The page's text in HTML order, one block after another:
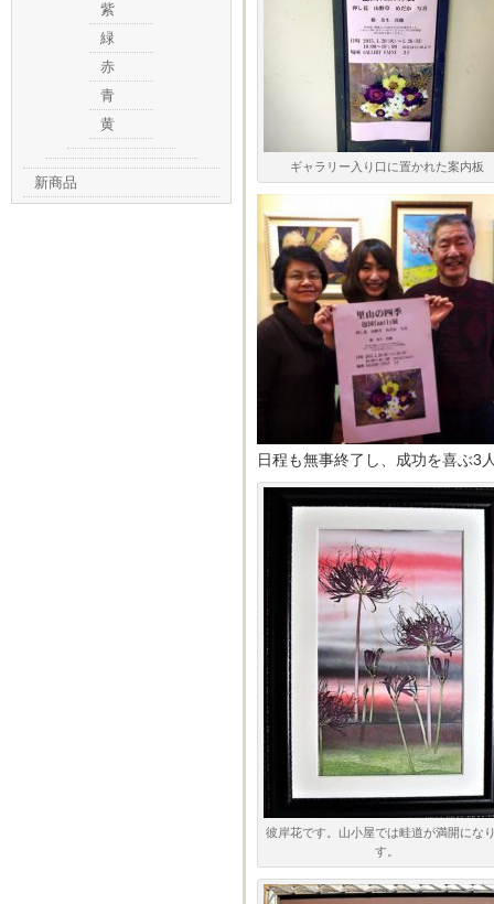
ギャラリー入り口に置かれた案内板
日程も無事終了し、成功を喜ぶ3
彼岸花です。山小屋では畦道が満開にな
す。
紫
緑
赤
青
黄
新商品